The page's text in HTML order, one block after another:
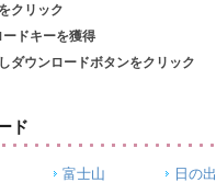
クリック
ドキーを獲得
ダウンロードボタンをクリック
ド
富士山
日の出